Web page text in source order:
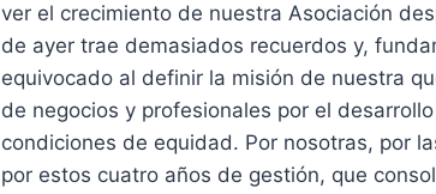
ver el crecimiento de nuestra Asociación
de ayer trae demasiados recuerdos y,
equivocado al definir la misión de nuestra
de negocios y profesionales por el
condiciones de equidad. Por nosotras, por
por estos cuatro años de gestión, que